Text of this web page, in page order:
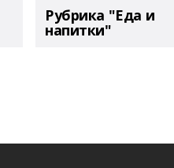
Рубрика "Еда и
напитки"